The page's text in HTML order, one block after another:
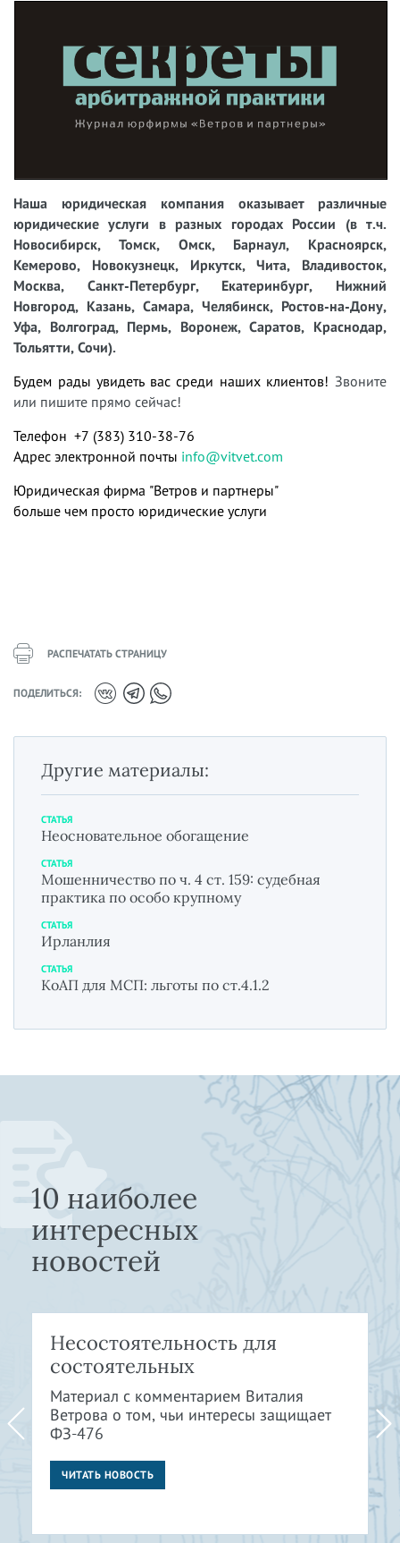
Наша юридическая компания оказывает различные
юридические услуги в разных городах России (в т.ч.
Новосибирск, Томск, Омск, Барнаул, Красноярск,
Кемерово, Новокузнецк, Иркутск, Чита, Владивосток,
Москва, Санкт-Петербург, Екатеринбург, Нижний
Новгород, Казань, Самара, Челябинск, Ростов-на-Дону,
Уфа, Волгоград, Пермь, Воронеж, Саратов, Краснодар,
Тольятти, Сочи).
Будем рады увидеть вас среди наших клиентов! Звоните
или пишите прямо сейчас!
Телефон +7 (383) 310-38-76
Адрес электронной почты info@vitvet.com
Юридическая фирма "Ветров и партнеры"
больше чем просто юридические услуги
РАСПЕЧАТАТЬ СТРАНИЦУ
ПОДЕЛИТЬСЯ:
Другие материалы:
СТАТЬЯ
Неосновательное обогащение
СТАТЬЯ
Мошенничество по ч. 4 ст. 159: судебная
практика по особо крупному
СТАТЬЯ
Ирланлия
СТАТЬЯ
КоАП для МСП: льготы по ст.4.1.2
10 наиболее
интересных
новостей
Несостоятельность для
состоятельных
Материал с комментарием Виталия
Ветрова о том, чьи интересы защищает
ФЗ-476
ЧИТАТЬ НОВОСТЬ